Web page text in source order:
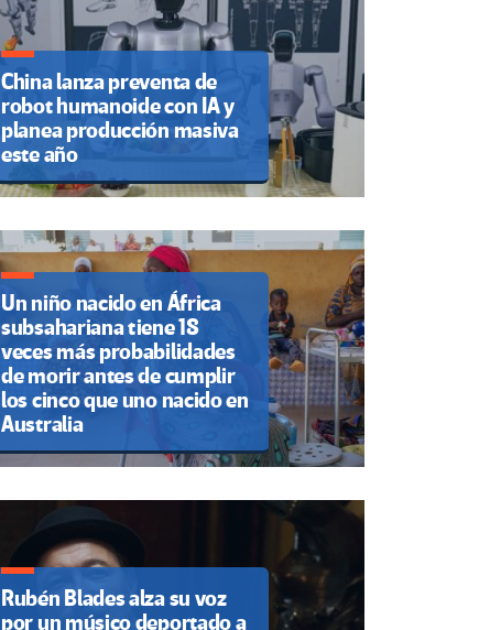
China lanza preventa de
robot humanoide con IA y
planea producción masiva
este año
Un niño nacido en África
subsahariana tiene 18
veces más probabilidades
de morir antes de cumplir
los cinco que uno nacido en
Australia
Rubén Blades alza su voz
por un músico deportado a